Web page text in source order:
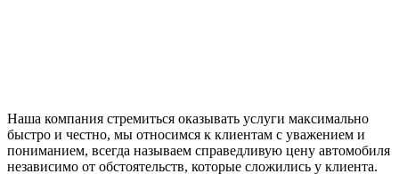
Наша компания стремиться оказывать услуги максимально
быстро и честно, мы относимся к клиентам с уважением и
пониманием, всегда называем справедливую цену автомобиля
независимо от обстоятельств, которые сложились у клиента.